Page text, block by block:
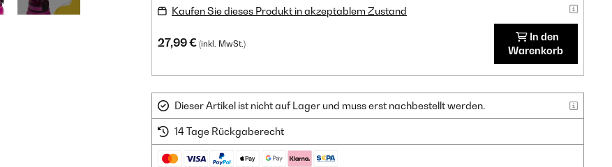
Kaufen Sie dieses Produkt in akzeptablem Zustand
27,99 € (inkl. MwSt.)
In den
Warenkorb
Dieser Artikel ist nicht auf Lager und muss erst nachbestellt werden.
14 Tage Rückgaberecht